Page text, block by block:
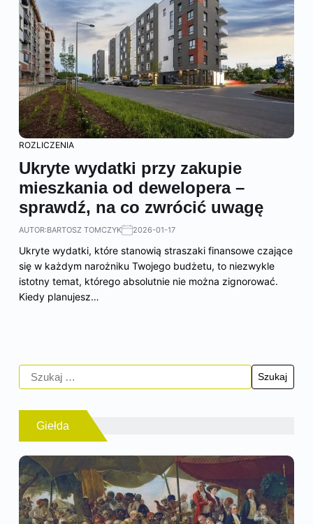
ROZLICZENIA
Ukryte wydatki przy zakupie
mieszkania od dewelopera –
sprawdź, na co zwrócić uwagę
AUTOR:BARTOSZ TOMCZYK 2026-01-17
Ukryte wydatki, które stanowią straszaki finansowe czające
się w każdym narożniku Twojego budżetu, to niezwykle
istotny temat, którego absolutnie nie można zignorować.
Kiedy planujesz…
Giełda